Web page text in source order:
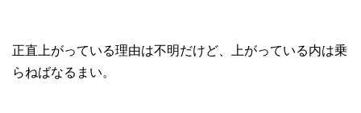
正直上がっている理由は不明だけど、上がっている内は乗
らねばなるまい。